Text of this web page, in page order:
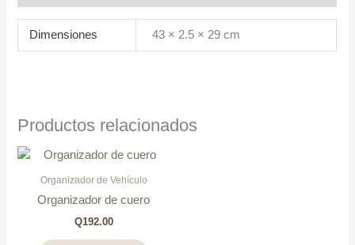
Dimensiones 43 × 2.5 × 29 cm
Productos relacionados
Organizador de Vehículo
Organizador de cuero
Q192.00